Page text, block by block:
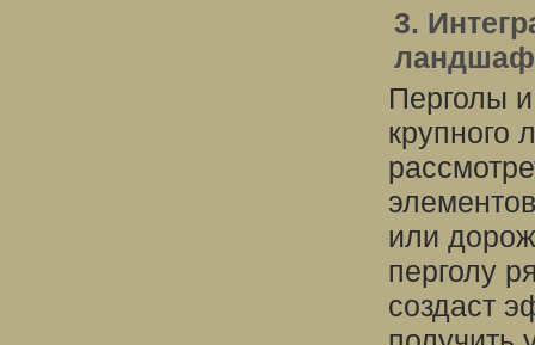
3.
Перголы
крупного
или
перголу
создаст